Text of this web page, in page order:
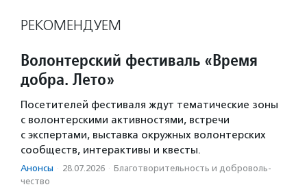
РЕКОМЕНДУЕМ
Волонтерский фестиваль «Время
добра. Лето»
Посетителей фестиваля ждут тематические зоны
с волонтерскими активностями, встречи
с экспертами, выставка окружных волонтерских
сообществ, интерактивы и квесты.
Анонсы · 28.07.2026 · Благотвори­тель­ность и доброволь­
чест­во